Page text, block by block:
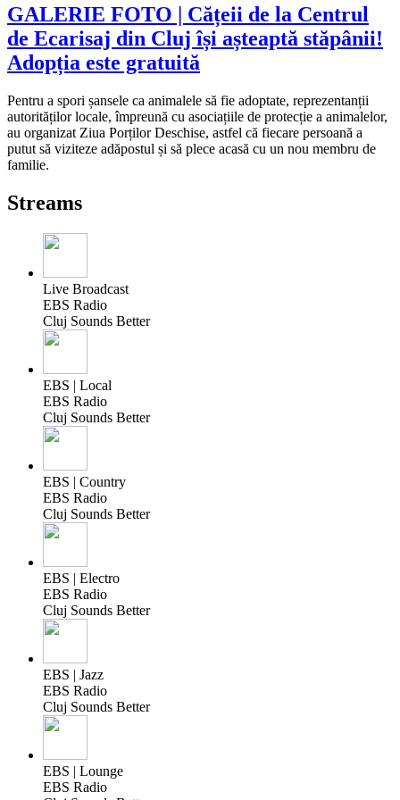
GALERIE FOTO | Cățeii de la Centrul
de Ecarisaj din Cluj își așteaptă stăpânii!
Adopția este gratuită
Pentru a spori șansele ca animalele să fie adoptate, reprezentanții
autorităților locale, împreună cu asociațiile de protecție a animalelor,
au organizat Ziua Porților Deschise, astfel că fiecare persoană a
putut să viziteze adăpostul și să plece acasă cu un nou membru de
familie.
Streams
Live Broadcast
EBS Radio
Cluj Sounds Better
EBS | Local
EBS Radio
Cluj Sounds Better
EBS | Country
EBS Radio
Cluj Sounds Better
EBS | Electro
EBS Radio
Cluj Sounds Better
EBS | Jazz
EBS Radio
Cluj Sounds Better
EBS | Lounge
EBS Radio